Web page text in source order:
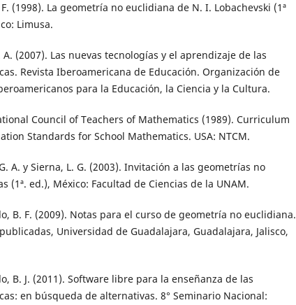
(1998). La geometría no euclidiana de N. I. Lobachevski (1ª
Limusa.
A. (2007). Las nuevas tecnologías y el aprendizaje de las
Revista Iberoamericana de Educación. Organización de
para la Educación, la Ciencia y la Cultura.
Council of Teachers of Mathematics (1989). Curriculum
Standards for School Mathematics. USA: NTCM.
A. y Sierna, L. G. (2003). Invitación a las geometrías no
(1ª. ed.), México: Facultad de Ciencias de la UNAM.
B. F. (2009). Notas para el curso de geometría no euclidiana.
Universidad de Guadalajara, Guadalajara, Jalisco,
B. J. (2011). Software libre para la enseñanza de las
en búsqueda de alternativas. 8° Seminario Nacional: